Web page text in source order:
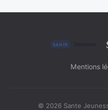
Mentions
© 2026 Sante